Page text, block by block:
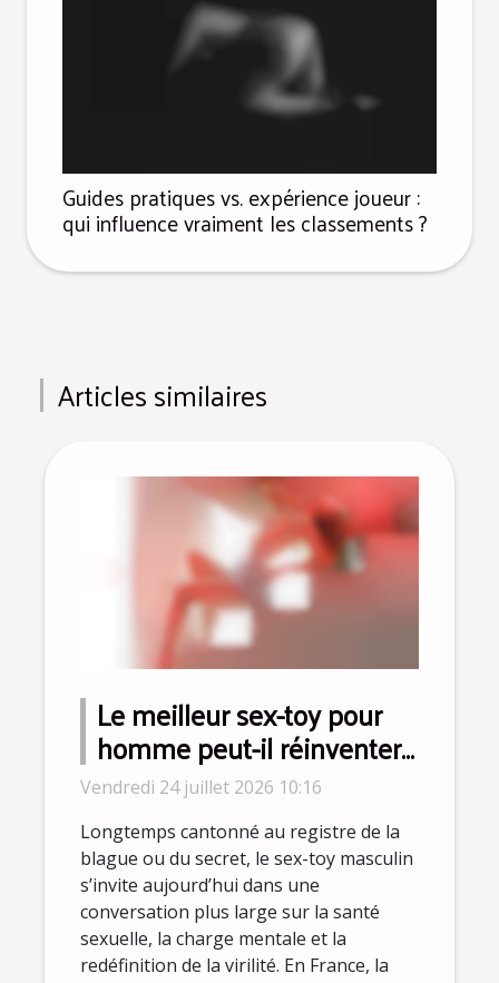
Guides pratiques vs. expérience joueur :
qui influence vraiment les classements ?
Articles similaires
Le meilleur sex-toy pour
homme peut-il réinventer
la virilité moderne ?
Vendredi 24 juillet 2026 10:16
Longtemps cantonné au registre de la
blague ou du secret, le sex-toy masculin
s’invite aujourd’hui dans une
conversation plus large sur la santé
sexuelle, la charge mentale et la
redéfinition de la virilité. En France, la